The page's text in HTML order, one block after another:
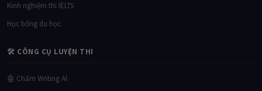
Kinh nghiệm thi IELTS
Học bổng du học
🛠 CÔNG CỤ LUYỆN THI
🤖 Chấm Writing AI